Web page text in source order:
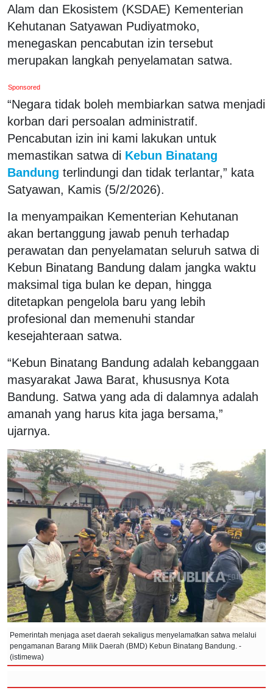
Alam dan Ekosistem (KSDAE) Kementerian
Kehutanan Satyawan Pudiyatmoko,
menegaskan pencabutan izin tersebut
merupakan langkah penyelamatan satwa.
Sponsored
“Negara tidak boleh membiarkan satwa menjadi
korban dari persoalan administratif.
Pencabutan izin ini kami lakukan untuk
memastikan satwa di Kebun Binatang
Bandung terlindungi dan tidak terlantar,” kata
Satyawan, Kamis (5/2/2026).
Ia menyampaikan Kementerian Kehutanan
akan bertanggung jawab penuh terhadap
perawatan dan penyelamatan seluruh satwa di
Kebun Binatang Bandung dalam jangka waktu
maksimal tiga bulan ke depan, hingga
ditetapkan pengelola baru yang lebih
profesional dan memenuhi standar
kesejahteraan satwa.
“Kebun Binatang Bandung adalah kebanggaan
masyarakat Jawa Barat, khususnya Kota
Bandung. Satwa yang ada di dalamnya adalah
amanah yang harus kita jaga bersama,”
ujarnya.
Pemerintah menjaga aset daerah sekaligus menyelamatkan satwa melalui
pengamanan Barang Milik Daerah (BMD) Kebun Binatang Bandung. -
(istimewa)